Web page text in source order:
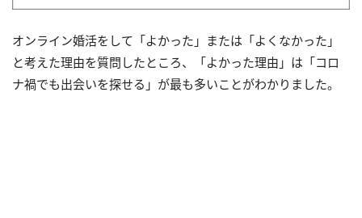
オンライン婚活をして「よかった」または「よくなかった」
と考えた理由を質問したところ、「よかった理由」は「コロ
ナ禍でも出会いを探せる」が最も多いことがわかりました。